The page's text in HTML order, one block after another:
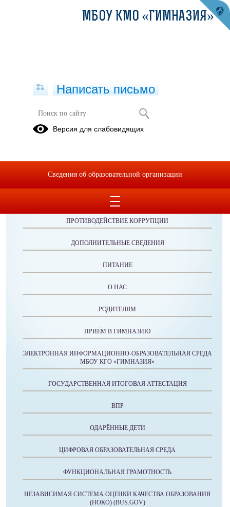
Публикации за 07.05.2026
ОБРАЩЕНИЯ ГРАЖДАН
ПРОТИВОДЕЙСТВИЕ КОРРУПЦИИ
ДОПОЛНИТЕЛЬНЫЕ СВЕДЕНИЯ
ПИТАНИЕ
О НАС
РОДИТЕЛЯМ
ПРИЁМ В ГИМНАЗИЮ
ЭЛЕКТРОННАЯ ИНФОРМАЦИОННО-ОБРАЗОВАТЕЛЬНАЯ СРЕДА
МБОУ КГО «ГИМНАЗИЯ»
ГОСУДАРСТВЕННАЯ ИТОГОВАЯ АТТЕСТАЦИЯ
ВПР
ОДАРЁННЫЕ ДЕТИ
ЦИФРОВАЯ ОБРАЗОВАТЕЛЬНАЯ СРЕДА
ФУНКЦИОНАЛЬНАЯ ГРАМОТНОСТЬ
НЕЗАВИСИМАЯ СИСТЕМА ОЦЕНКИ КАЧЕСТВА ОБРАЗОВАНИЯ
(НОКО) (BUS.GOV)
МБОУ КМО «ГИМНАЗИЯ»
Написать письмо
Версия для слабовидящих
Сведения об образовательной организации